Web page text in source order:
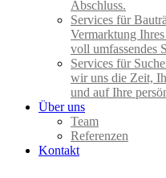
Abschluss.
Services für
Vermarktung
voll umfassendes
Services für
wir uns die Zeit,
und auf Ihre
Über uns
Team
Referenzen
Kontakt